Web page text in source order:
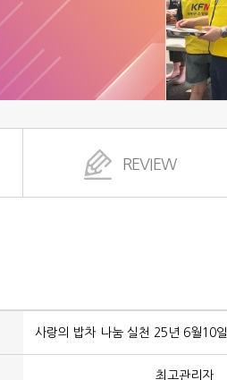
REVIEW
사랑의 밥차 나눔 실천 25년 6월10일
최고관리자